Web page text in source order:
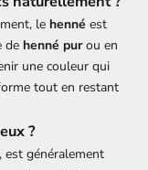
le henné est
de henné purou en
une couleur qui
tout en restant
?
généralement